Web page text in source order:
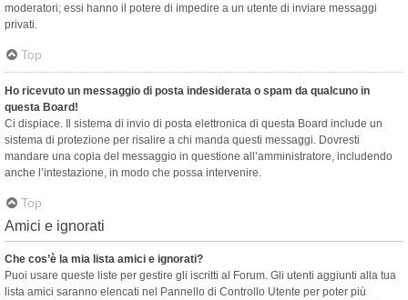
moderatori; essi hanno il potere di impedire a un utente di inviare messaggi
privati​​.
Top
Ho ricevuto un messaggio di posta indesiderata o spam da qualcuno in
questa Board!
Ci dispiace. Il sistema di invio di posta elettronica di questa Board include un
sistema di protezione per risalire a chi manda questi messaggi. Dovresti
mandare una copia del messaggio in questione all’amministratore, includendo
anche l’intestazione, in modo che possa intervenire.
Top
Amici e ignorati
Che cos’è la mia lista amici e ignorati?
Puoi usare queste liste per gestire gli iscritti al Forum. Gli utenti aggiunti alla tua
lista amici saranno elencati nel Pannello di Controllo Utente per poter più